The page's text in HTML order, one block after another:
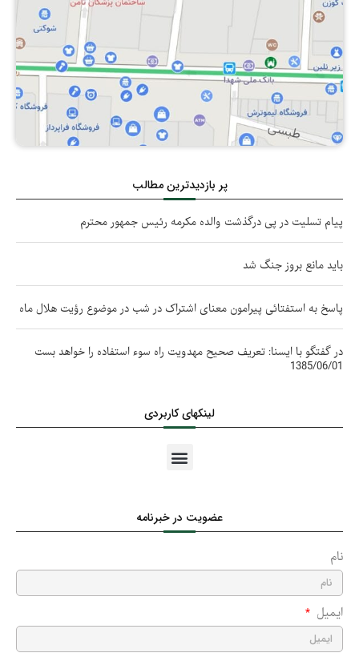
پر بازدیدترین مطالب
پیام تسلیت در پی درگذشت والده مکرمه رئیس جمهور محترم
باید مانع بروز جنگ شد
پاسخ به استفتائی پیرامون معنای اشتراک در شب در موضوع رؤیت هلال ماه
در گفتگو با ایسنا: تعريف صحيح مهدويت راه سوء استفاده را خواهد بست
1385/06/01
لینکهای کاربردی
عضویت در خبرنامه
نام
ایمیل